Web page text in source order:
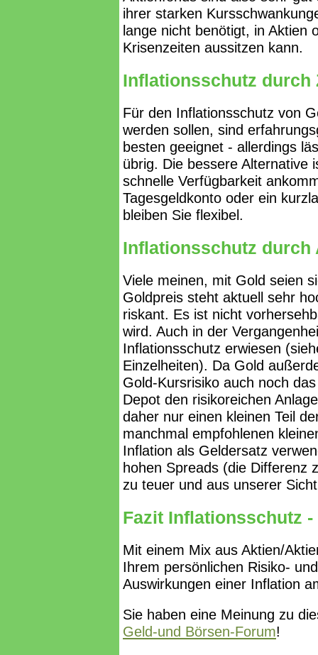
ihrer starken
lange nicht benötigt, in Aktien
Krisenzeiten aussitzen kann.
Inflationsschutz durch
Für den Inflationsschutz von
werden sollen, sind
besten geeignet - allerdings
übrig. Die bessere Alternative
schnelle Verfügbarkeit
Tagesgeldkonto oder ein
bleiben Sie flexibel.
Inflationsschutz durch
Viele meinen, mit Gold seien
Goldpreis steht aktuell sehr
riskant. Es ist nicht
wird. Auch in der
Inflationsschutz erwiesen
Einzelheiten). Da Gold
Gold-Kursrisiko auch noch
Depot den risikoreichen
daher nur einen kleinen Teil
manchmal empfohlenen
Inflation als Geldersatz
hohen Spreads (die Differenz
zu teuer und aus unserer
Fazit Inflationsschutz
Mit einem Mix aus Aktien/
Ihrem persönlichen Risiko-
Auswirkungen einer Inflation
Sie haben eine Meinung zu
Geld-und Börsen-Forum!